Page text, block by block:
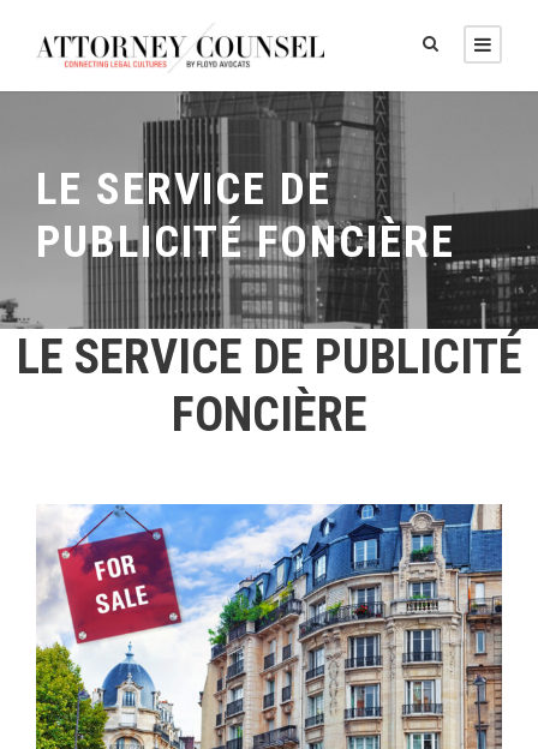
LE SERVICE DE
PUBLICITÉ FONCIÈRE
LE SERVICE DE PUBLICITÉ
FONCIÈRE